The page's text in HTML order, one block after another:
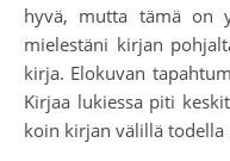
hyvä, mutta tämä on
mielestäni kirjan
kirja. Elokuvan
Kirjaa lukiessa piti
koin kirjan välillä todella